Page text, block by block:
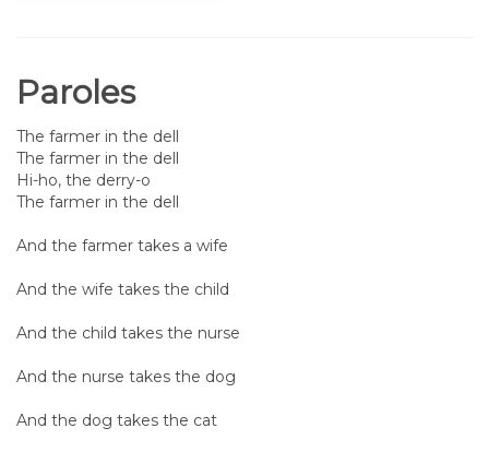
Paroles
The farmer in the dell
The farmer in the dell
Hi-ho, the derry-o
The farmer in the dell
And the farmer takes a wife
And the wife takes the child
And the child takes the nurse
And the nurse takes the dog
And the dog takes the cat